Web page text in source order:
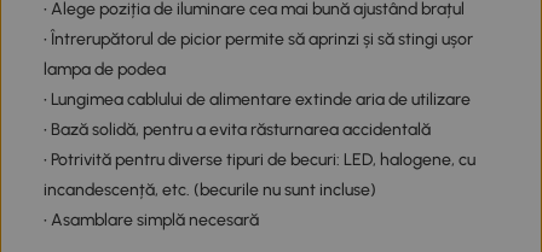
• Alege poziția de iluminare cea mai bună ajustând brațul
• Întrerupătorul de picior permite să aprinzi și să stingi ușor
lampa de podea
• Lungimea cablului de alimentare extinde aria de utilizare
• Bază solidă, pentru a evita răsturnarea accidentală
• Potrivită pentru diverse tipuri de becuri: LED, halogene, cu
incandescență, etc. (becurile nu sunt incluse)
• Asamblare simplă necesară